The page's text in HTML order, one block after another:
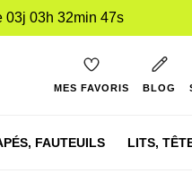
03j 03h 32min 46s
MES FAVORIS BLOG
FAUTEUILS LITS,